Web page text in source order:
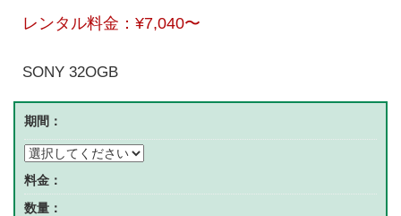
レンタル料金： ¥7,040〜
SONY 32OGB
期間：
料金：
数量：